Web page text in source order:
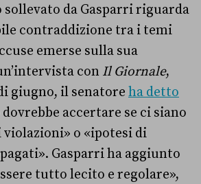
da Gasparri riguarda
contraddizione tra i temi
emerse sulla sua
con Il Giornale,
giugno, il senatore ha detto
accertare se ci siano
o «ipotesi di
Gasparri ha aggiunto
tutto lecito e regolare»,